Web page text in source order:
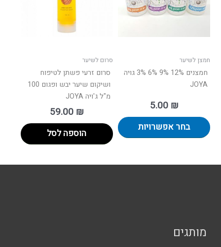
חמצן לשיער
חמצנים 12% 9% 6% 3% גויה
JOYA
5.00 ₪
בחר אפשרויות
בעמוד
סרום לשיער
סרום זרעי פשתן לטיפוח
ושיקום שיער יבש ופגום 100
מ"ל ג'ויה JOYA
59.00 ₪
הוספה לסל
מותגים